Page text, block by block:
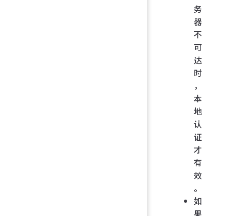
务
器
不
可
达
时
，
本
地
认
证
才
有
效
。
如
果